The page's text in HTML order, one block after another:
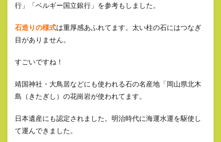
行」「ベルギー国立銀行」を参考もしました。
石造りの様式は重厚感あふれてます。太い柱の石にはつなぎ
目がありません。
すごいですね！
靖国神社・大鳥居などにも使われる石の名産地「岡山県北木
島（きたぎし）の花崗岩が使われてます。
日本遺産にも認定されました。明治時代に海運水運を駆使し
て運んできました。